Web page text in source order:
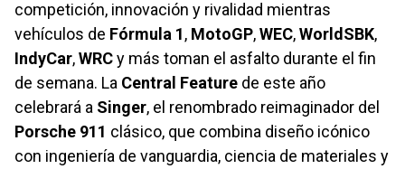
competición, innovación y rivalidad mientras
vehículos de Fórmula 1, MotoGP,WEC,WorldSBK,
IndyCar,WRCy más toman el asfalto durante el fin
de semana. La Central Feature de este año
celebrará a Singer, el renombrado reimaginador del
Porsche 911 clásico, que combina diseño icónico
con ingeniería de vanguardia, ciencia de materiales y